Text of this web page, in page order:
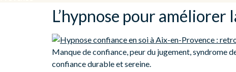
L’hypnose pour améliorer
Manque de confiance, peur du jugement, syndrome
confiance durable et sereine.